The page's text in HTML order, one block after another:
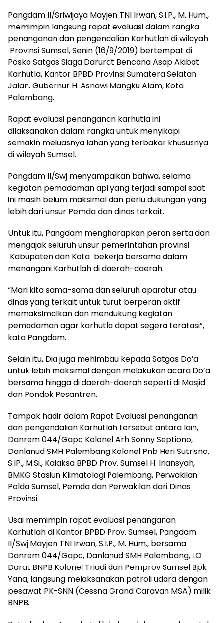
Pangdam II/Sriwijaya Mayjen TNI Irwan, S.I.P., M. Hum.,
memimpin langsung rapat evaluasi dalam rangka
penanganan dan pengendalian Karhutlah di wilayah
Provinsi Sumsel, Senin (16/9/2019) bertempat di
Posko Satgas Siaga Darurat Bencana Asap Akibat
Karhutla, Kantor BPBD Provinsi Sumatera Selatan
Jalan. Gubernur H. Asnawi Mangku Alam, Kota
Palembang.
Rapat evaluasi penanganan karhutla ini
dilaksanakan dalam rangka untuk menyikapi
semakin meluasnya lahan yang terbakar khususnya
di wilayah Sumsel.
Pangdam II/Swj menyampaikan bahwa, selama
kegiatan pemadaman api yang terjadi sampai saat
ini masih belum maksimal dan perlu dukungan yang
lebih dari unsur Pemda dan dinas terkait.
Untuk itu, Pangdam mengharapkan peran serta dan
mengajak seluruh unsur pemerintahan provinsi
Kabupaten dan Kota bekerja bersama dalam
menangani Karhutlah di daerah-daerah.
“Mari kita sama-sama dan seluruh aparatur atau
dinas yang terkait untuk turut berperan aktif
memaksimalkan dan mendukung kegiatan
pemadaman agar karhutla dapat segera teratasi”,
kata Pangdam.
Selain itu, Dia juga mehimbau kepada Satgas Do’a
untuk lebih maksimal dengan melakukan acara Do’a
bersama hingga di daerah-daerah seperti di Masjid
dan Pondok Pesantren.
Tampak hadir dalam Rapat Evaluasi penanganan
dan pengendalian Karhutlah tersebut antara lain,
Danrem 044/Gapo Kolonel Arh Sonny Septiono,
Danlanud SMH Palembang Kolonel Pnb Heri Sutrisno,
S.IP., M.Si., Kalaksa BPBD Prov. Sumsel H. Iriansyah,
BMKG Stasiun Klimatologi Palembang, Perwakilan
Polda Sumsel, Pemda dan Perwakilan dari Dinas
Provinsi.
Usai memimpin rapat evaluasi penanganan
Karhutlah di Kantor BPBD Prov. Sumsel, Pangdam
II/Swj Mayjen TNI Irwan, S.I.P., M. Hum., bersama
Danrem 044/Gapo, Danlanud SMH Palembang, LO
Darat BNPB Kolonel Triadi dan Pemprov Sumsel Bpk
Yana, langsung melaksanakan patroli udara dengan
pesawat PK-SNN (Cessna Grand Caravan MSA) milik
BNPB.